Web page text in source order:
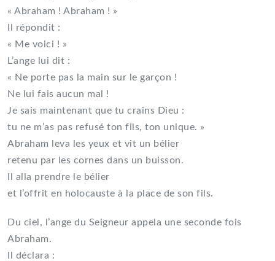
« Abraham ! Abraham ! »
Il répondit :
« Me voici ! »
L’ange lui dit :
« Ne porte pas la main sur le garçon !
Ne lui fais aucun mal !
Je sais maintenant que tu crains Dieu :
tu ne m’as pas refusé ton fils, ton unique. »
Abraham leva les yeux et vit un bélier
retenu par les cornes dans un buisson.
Il alla prendre le bélier
et l’offrit en holocauste à la place de son fils.
Du ciel, l’ange du Seigneur appela une seconde fois
Abraham.
Il déclara :